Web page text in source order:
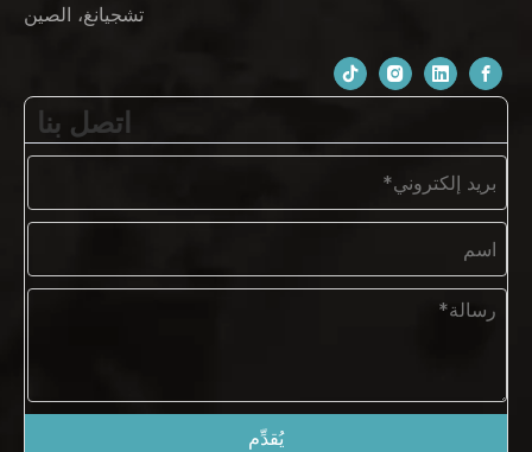
تشجيانغ، الصين
اتصل بنا
يُقدِّم